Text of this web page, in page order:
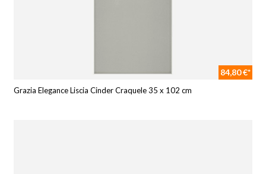
84,80 €*
Grazia Elegance Liscia Cinder Craquele 35 x 102 cm